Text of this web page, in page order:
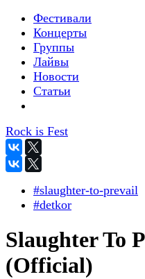
Фестивали
Концерты
Группы
Лайвы
Новости
Статьи
Rock is Fest
#slaughter-to-prevail
#detkor
Slaughter To
(Official)